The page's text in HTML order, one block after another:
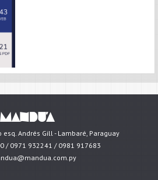
esq. Andrés Gill - Lambaré, Paraguay
/ 0971 932241 / 0981 917683